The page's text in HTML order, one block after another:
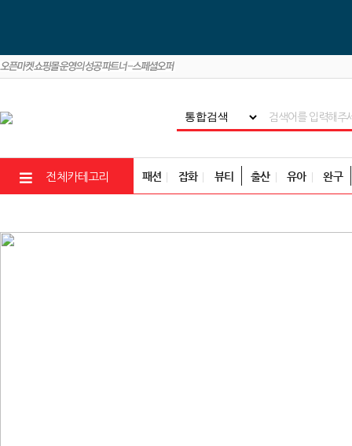
전체카테고리 패션 잡화 뷰티 출산 유아 완구